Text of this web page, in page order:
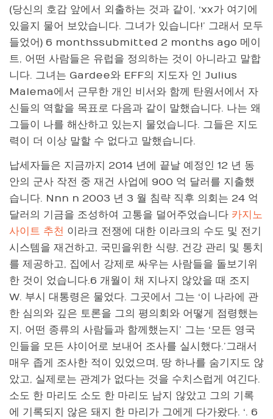
(당신의 호감 앞에서 외출하는 것과 같이, ‘xx가 여기에
있을지 물어 보았습니다. 그녀가 있습니다!’ 그래서 모두
들었어) 6 monthssubmitted 2 months ago 메이
트, 어떤 사람들은 유럽을 정의하는 것이 아니라고 말합
니다. 그녀는 Gardee와 EFF의 지도자 인 Julius
Malema에서 근무한 개인 비서와 함께 탄원서에서 자
신들의 역할을 목표로 다음과 같이 말했습니다. 나는 왜
그들이 나를 해산하고 있는지 물었습니다. 그들은 지도
력이 더 이상 말할 수 없다고 말했습니다.
납세자들은 지금까지 2014 년에 끝날 예정인 12 년 동
안의 군사 작전 중 재건 사업에 900 억 달러를 지출했
습니다. Nnn n 2003 년 3 월 침략 직후 의회는 24 억
달러의 기금을 조성하여 고통을 덜어주었습니다 카지노
사이트 추천 이라크 전쟁에 대한 이라크의 수도 및 전기
시스템을 재건하고, 국민을위한 식량, 건강 관리 및 통치
를 제공하고, 집에서 강제로 싸우는 사람들을 돌보기위
한 것이 었습니다.6 개월이 채 지나지 않았을 때 조지
W. 부시 대통령은 물었다. 그곳에서 그는 ‘이 나라에 관
한 심의와 깊은 토론을 그의 평의회와 어떻게 점령했는
지, 어떤 종류의 사람들과 함께했는지’ 그는 ‘모든 영국
인들을 모든 샤이어로 보내어 조사를 실시했다.’그래서
매우 좁게 조사한 적이 있었으며, 땅 하나를 숨기지도 않
았고, 실제로는 관계가 없다는 것을 수치스럽게 여긴다.
소도 한 마리도 소도 한 마리도 남지 않았고 그의 기록
에 기록되지 않은 돼지 한 마리가 그에게 다가왔다. ‘. 6